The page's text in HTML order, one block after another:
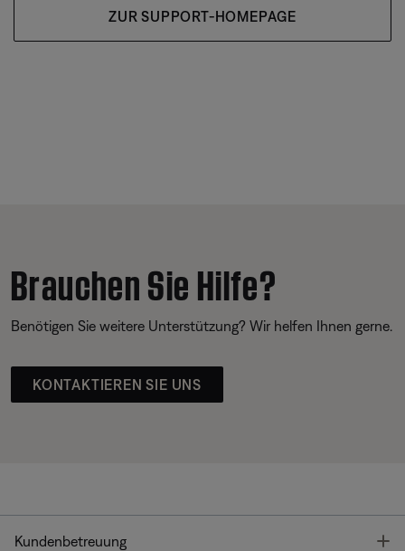
ZUR SUPPORT-HOMEPAGE
Brauchen Sie Hilfe?
Benötigen Sie weitere Unterstützung? Wir helfen Ihnen gerne.
KONTAKTIEREN SIE UNS
Kundenbetreuung